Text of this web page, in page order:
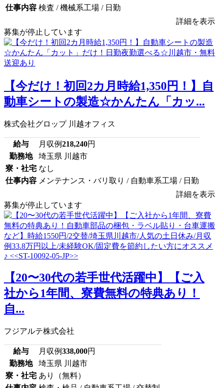
仕事内容 検査 / 機械系工場 / 日勤
詳細を表示
募集が停止しています
【今だけ！初回2カ月時給1,350円！】自
動車シートの製造☆かんたん「カッ...
株式会社グロップ 川越オフィス
給与 月収例218,240円
勤務地
埼玉県 川越市
寮・社宅 なし
仕事内容 メンテナンス・バリ取り / 自動車系工場 / 日勤
詳細を表示
募集が停止しています
【20〜30代の若手世代活躍中】【ご入
社から1年間、寮費無料の特典あり！
自...
フジアルテ株式会社
給与 月収例338,000円
勤務地
埼玉県 川越市
寮・社宅 あり（無料）